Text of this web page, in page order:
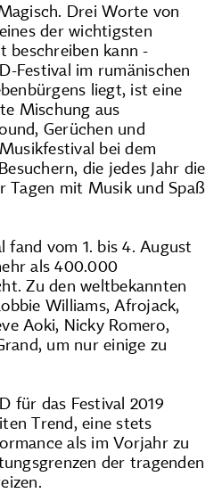
Drei Worte von
der wichtigsten
beschreiben kann -
Festival im rumänischen
liegt, ist eine
Mischung aus
Gerüchen und
bei dem
die jedes Jahr die
Tagen mit Musik und Spaß
fand vom 1. bis 4. August
als 400.000
Zu den weltbekannten
Williams, Afrojack,
Aoki, Nicky Romero,
um nur einige zu
für das Festival 2019
Trend, eine stets
als im Vorjahr zu
der tragenden